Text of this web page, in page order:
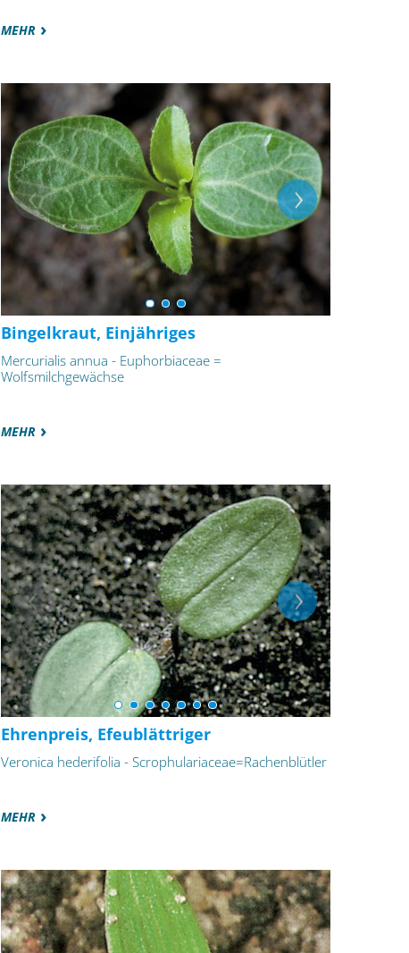
MEHR
Bingelkraut, Einjähriges
Mercurialis annua - Euphorbiaceae =
Wolfsmilchgewächse
MEHR
Ehrenpreis, Efeublättriger
Veronica hederifolia - Scrophulariaceae=Rachenblütler
MEHR